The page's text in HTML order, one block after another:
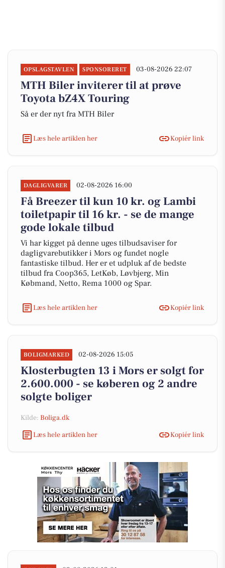
OPSLAGSTAVLEN SPONSORERET 03-08-2026 22:07
MTH Biler inviterer til at prøve
Toyota bZ4X Touring
Så er der nyt fra MTH Biler
Læs hele artiklen her Kopiér link
DAGLIGVARER 02-08-2026 16:00
Få Breezer til kun 10 kr. og Lambi
toiletpapir til 16 kr. - se de mange
gode lokale tilbud
Vi har kigget på denne uges tilbudsaviser for
dagligvarebutikker i Mors og fundet nogle
fantastiske tilbud. Her er et udpluk af de bedste
tilbud fra Coop365, LetKøb, Løvbjerg, Min
Købmand, Netto, Rema 1000 og Spar.
Læs hele artiklen her Kopiér link
BOLIGMARKED 02-08-2026 15:05
Klosterbugten 13 i Mors er solgt for
2.600.000 - se køberen og 2 andre
solgte boliger
Kilde: Boliga.dk
Læs hele artiklen her
Kopiér link